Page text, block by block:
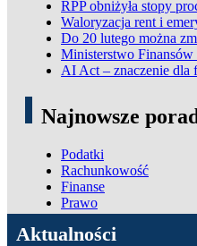
RPP obniżyła stopy
Waloryzacja rent i
Do 20 lutego można
Ministerstwo Finansów
AI Act – znaczenie dla
Najnowsze
Podatki
Rachunkowość
Finanse
Prawo
ADN Podatki
Aktualności